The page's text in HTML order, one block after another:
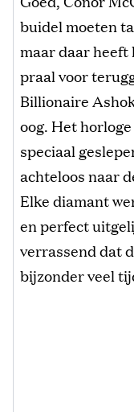
buidel moeten
maar daar heeft
praal voor
Billionaire
oog. Het
speciaal
achteloos naar
Elke diamant
en perfect
verrassend dat
bijzonder veel